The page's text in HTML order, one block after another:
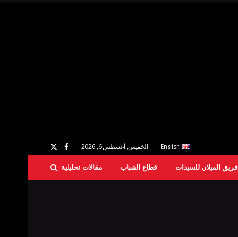
English الخميس, أغسطس 6, 2026
فريق الميلان للسيدات قطاع الشباب مقالات تحليلية